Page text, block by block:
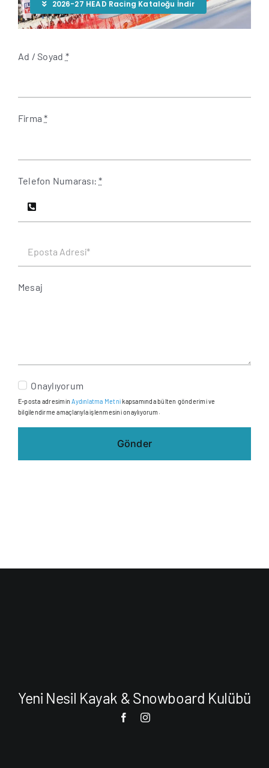
2026-27 HEAD Racing Kataloğu İndir
Ad / Soyad *
Firma*
Telefon Numarası:*
Mesaj
Onaylıyorum
E-posta adresimin Aydınlatma Metnikapsamında bülten gönderimi ve
bilgilendirme amaçlarıyla işlenmesini onaylıyorum.
Gönder
Yeni Nesil Kayak & Snowboard Kulübü